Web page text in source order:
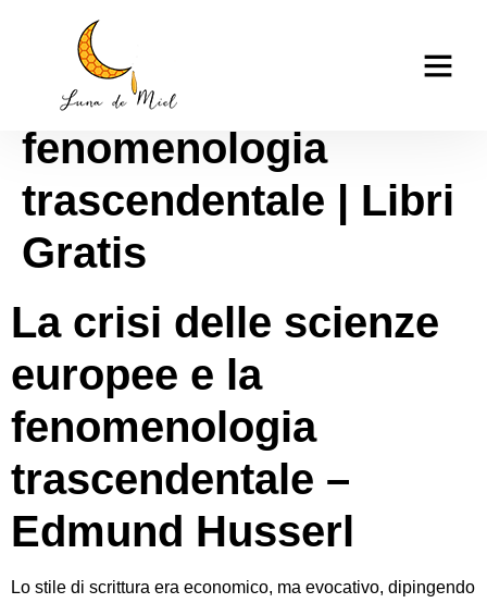
La crisi delle scienze
europee e la
fenomenologia
trascendentale | Libri
Gratis
La crisi delle scienze
europee e la
fenomenologia
trascendentale –
Edmund Husserl
Lo stile di scrittura era economico, ma evocativo, dipingendo